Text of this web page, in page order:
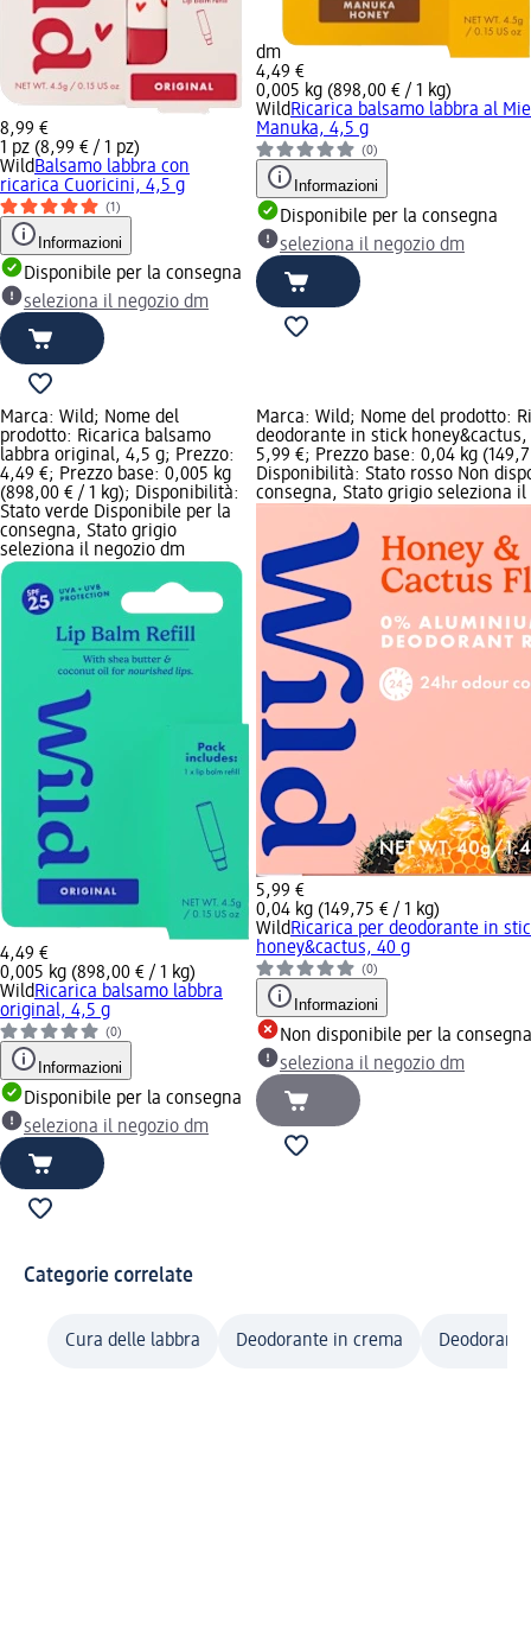
8,99 €
1 pz (8,99 € / 1 pz)
WildBalsamo labbra con
ricarica Cuoricini, 4,5 g
(1)
Informazioni
Disponibile per la consegna
seleziona il negozio dm
dm
4,49 €
0,005 kg (898,00 € / 1 kg)
WildRicarica balsamo labbra al
Manuka, 4,5 g
(0)
Informazioni
Disponibile per la consegna
seleziona il negozio dm
Marca: Wild; Nome del
prodotto: Ricarica balsamo
labbra original, 4,5 g; Prezzo:
4,49 €; Prezzo base: 0,005 kg
(898,00 € / 1 kg); Disponibilità:
Stato verde Disponibile per la
consegna, Stato grigio
seleziona il negozio dm
4,49 €
0,005 kg (898,00 € / 1 kg)
WildRicarica balsamo labbra
original, 4,5 g
(0)
Informazioni
Disponibile per la consegna
seleziona il negozio dm
Marca: Wild; Nome del prodotto:
deodorante in stick
5,99 €; Prezzo base: 0,04 kg
Disponibilità: Stato rosso Non
consegna, Stato grigio seleziona il
5,99 €
0,04 kg (149,75 € / 1 kg)
WildRicarica per deodorante in
honey&cactus, 40 g
(0)
Informazioni
Non disponibile per la consegna
seleziona il negozio dm
Categorie correlate
Cura delle labbra Deodorante in crema